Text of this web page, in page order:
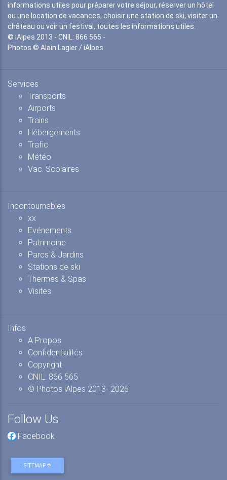
informations utiles pour préparer votre séjour, réserver un hôtel
ou une location de vacances, choisir une station de ski, visiter un
château ou voir un festival, toutes les informations utiles.
© iAlpes 2013 - CNIL: 866 565 -
Photos © Alain Lagier / iAlpes
Services
Transports
Airports
Trains
Hébergements
Trafic
Météo
Vac. Scolaires
Incontournables
xx
Evénements
Patrimoine
Parcs & Jardins
Stations de ski
Thermes & Spas
Visites
Infos
A Propos
Confidentialités
Copyright
CNIL: 866 565
© Photos iAlpes 2013- 2026
Follow Us
Facebook
SITEMAP